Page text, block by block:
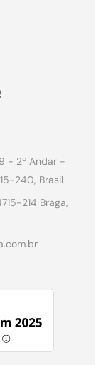
- 2º Andar -
240, Brasil
214 Braga,